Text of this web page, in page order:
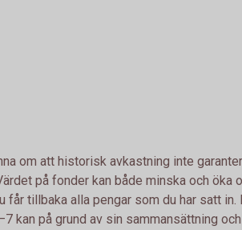
om att historisk avkastning inte
på fonder kan både minska och öka
får tillbaka alla pengar som du har satt in.
kan på grund av sin sammansättning